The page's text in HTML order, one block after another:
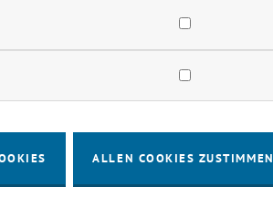
ALLEN COOKIES ZUSTIMMEN